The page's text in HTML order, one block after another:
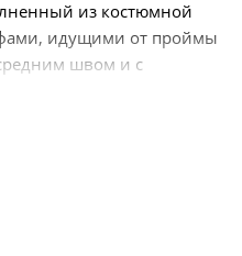
из костюмной
идущими от проймы
швом и с
до низа...